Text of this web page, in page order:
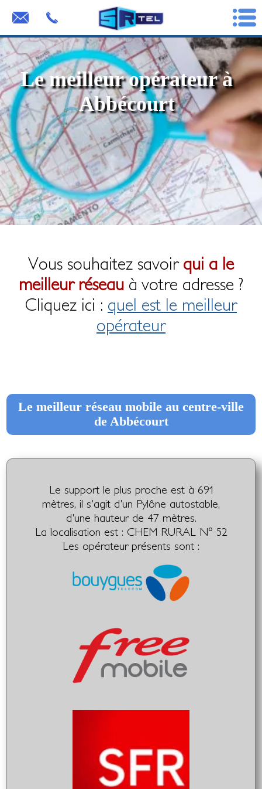
Le meilleur opérateur à
Abbécourt
Vous souhaitez savoir qui a le
meilleur réseau à votre adresse ?
Cliquez ici : quel est le meilleur
opérateur
Le meilleur réseau mobile au centre-ville
de Abbécourt
Le support le plus proche est à 691
mètres, il s'agit d'un Pylône autostable,
d'une hauteur de 47 mètres.
La localisation est : CHEM RURAL N° 52
Les opérateur présents sont :